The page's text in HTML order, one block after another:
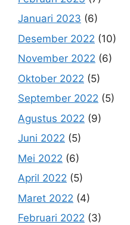
Januari 2023 (6)
Desember 2022 (10)
November 2022 (6)
Oktober 2022 (5)
September 2022 (5)
Agustus 2022 (9)
Juni 2022 (5)
Mei 2022 (6)
April 2022 (5)
Maret 2022 (4)
Februari 2022 (3)